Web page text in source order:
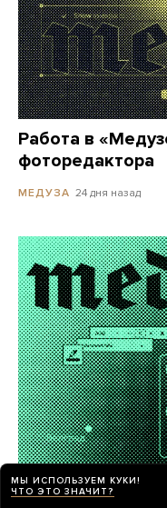
Работа в
фоторедактора
МЕДУЗА 24 дня назад
«Медуза» ищет
МЫ ИСПОЛЬЗУЕМ КУКИ!
ЧТО ЭТО ЗНАЧИТ?